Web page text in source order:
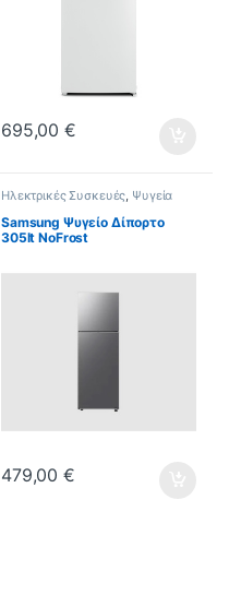
695,00€
Ηλεκτρικές Συσκευές Ψυγεία
Samsung Ψυγείο Δίπορτο
305lt NoFrost
479,00€